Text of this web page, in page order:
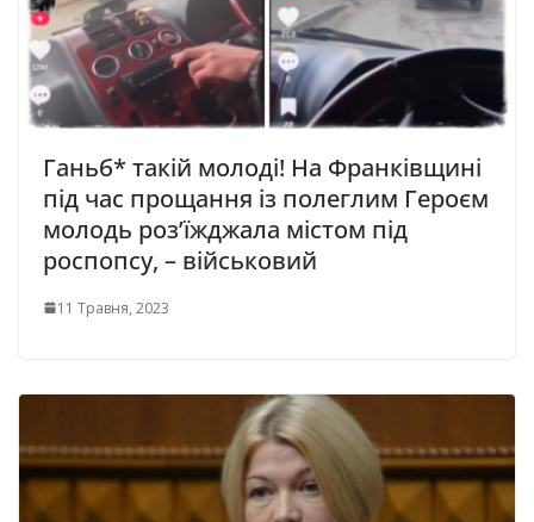
Ганьб* такій молоді! На Франківщині
під час прощання із полеглим Героєм
молодь роз’їжджала містом під
роспопсу, – військовий
11 Травня, 2023